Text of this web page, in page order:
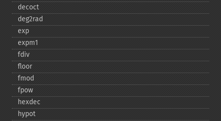
decoct
deg2rad
exp
expm1
fdiv
floor
fmod
fpow
hexdec
hypot